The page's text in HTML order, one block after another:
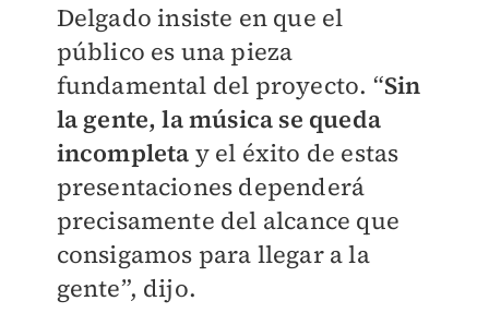
Delgado insiste en que el
público es una pieza
fundamental del proyecto. “Sin
la gente, la música se queda
incompleta y el éxito de estas
presentaciones dependerá
precisamente del alcance que
consigamos para llegar a la
gente”, dijo.